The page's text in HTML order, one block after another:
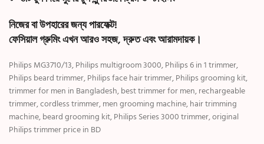
নিজের বা উপহারের জন্য পারফেক্ট!
ফেসিয়াল গ্রুমিং এখন আরও সহজ, দ্রুত এবং আরামদায়ক।
Philips MG3710/13, Philips multigroom 3000, Philips 6 in 1 trimmer,
Philips beard trimmer, Philips face hair trimmer, Philips grooming kit,
trimmer for men in Bangladesh, best trimmer for men, rechargeable
trimmer, cordless trimmer, men grooming machine, hair trimming
machine, beard grooming kit, Philips Series 3000 trimmer, original
Philips trimmer price in BD